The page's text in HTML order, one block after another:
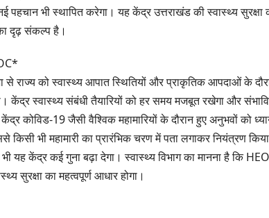
पहचान भी स्थापित करेगा। यह केंद्र उत्तराखंड की स्वास्थ्य सुरक्षा
दृढ़ संकल्प है।
राज्य को स्वास्थ्य आपात स्थितियों और प्राकृतिक आपदाओं के
केंद्र स्वास्थ्य संबंधी तैयारियों को हर समय मजबूत रखेगा और
कोविड-19 जैसी वैश्विक महामारियों के दौरान हुए अनुभवों को
भी महामारी का प्रारंभिक चरण में पता लगाकर नियंत्रण
यह केंद्र कई गुना बढ़ा देगा। स्वास्थ्य विभाग का मानना है कि
सुरक्षा का महत्वपूर्ण आधार होगा।